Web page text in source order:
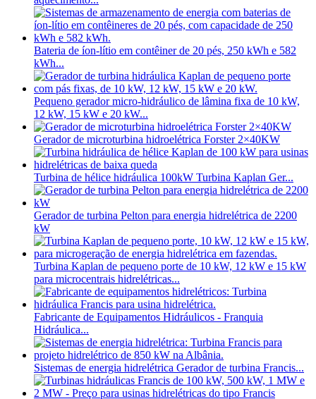
Bateria de íon-lítio em contêiner de 20 pés, 250 kWh e 582
kWh...
Pequeno gerador micro-hidráulico de lâmina fixa de 10 kW,
12 kW, 15 kW e 20 kW...
Gerador de microturbina hidroelétrica Forster 2×40KW
Turbina de hélice hidráulica 100kW Turbina Kaplan Ger...
Gerador de turbina Pelton para energia hidrelétrica de 2200
kW
Turbina Kaplan de pequeno porte de 10 kW, 12 kW e 15 kW
para microcentrais hidrelétricas...
Fabricante de Equipamentos Hidráulicos - Franquia
Hidráulica...
Sistemas de energia hidrelétrica Gerador de turbina Francis...